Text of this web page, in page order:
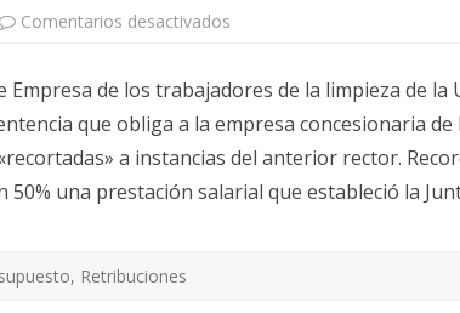
Comentarios desactivados
también
se
hace
justicia
con
los
trabajadores
de
de los trabajadores de la limpieza de la
que obliga a la empresa concesionaria
a instancias del anterior rector.
una prestación salarial que estableció la
, Retribuciones